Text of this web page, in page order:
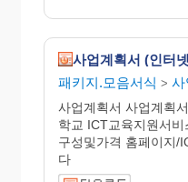
패키지.모음서식 > 사
사업계획서 사업계획
학교 ICT교육지원서
구성및가격 홈페이지/
다